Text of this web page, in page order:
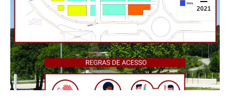
2021